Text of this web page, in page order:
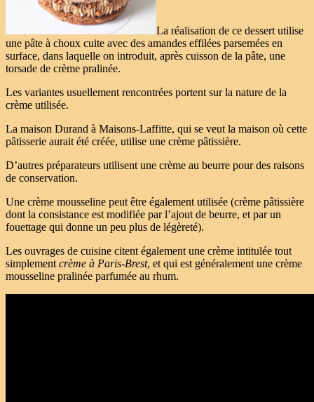
La réalisation de ce dessert utilise
une pâte à choux cuite avec des amandes effilées parsemées en
surface, dans laquelle on introduit, après cuisson de la pâte, une
torsade de crème pralinée.
Les variantes usuellement rencontrées portent sur la nature de la
crème utilisée.
La maison Durand à Maisons-Laffitte, qui se veut la maison où cette
pâtisserie aurait été créée, utilise une crème pâtissière.
D’autres préparateurs utilisent une crème au beurre pour des raisons
de conservation.
Une crème mousseline peut être également utilisée (crème pâtissière
dont la consistance est modifiée par l’ajout de beurre, et par un
fouettage qui donne un peu plus de légèreté).
Les ouvrages de cuisine citent également une crème intitulée tout
simplement crème à Paris-Brest, et qui est généralement une crème
mousseline pralinée parfumée au rhum.